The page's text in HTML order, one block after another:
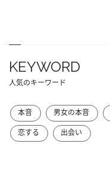
KEYWORD
人気のキーワード
本音 男女の本音
恋する
出会い